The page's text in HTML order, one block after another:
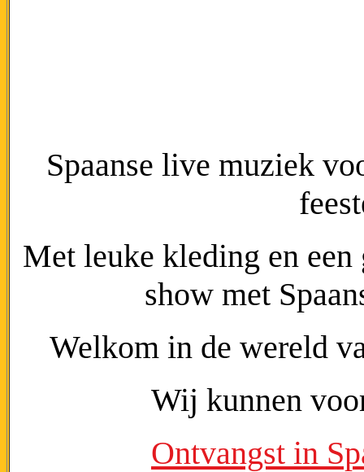
Spaanse live muziek
Met leuke kleding en een
show met
Welkom in de wereld
Wij kunnen
Ontvangst in